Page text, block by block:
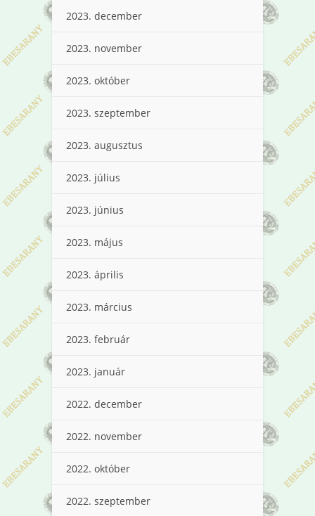
2023. december
2023. november
2023. október
2023. szeptember
2023. augusztus
2023. július
2023. június
2023. május
2023. április
2023. március
2023. február
2023. január
2022. december
2022. november
2022. október
2022. szeptember